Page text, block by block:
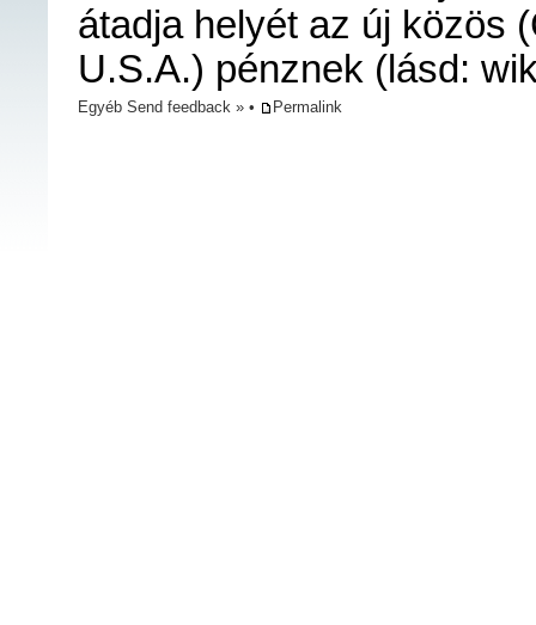
átadja helyét az új közös
U.S.A.) pénznek (lásd:
Egyéb Send feedback » • Permalink